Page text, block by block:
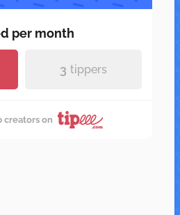
per month
3 tippers
creators on